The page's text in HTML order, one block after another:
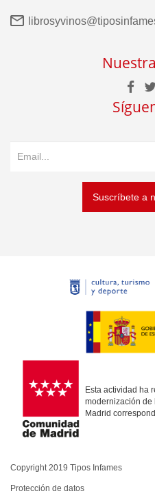
Suscríbete a
Esta actividad ha
modernización de
Madrid
Copyright 2019 Tipos Infames
Protección de datos